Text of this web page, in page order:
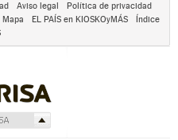
Aviso legal
Política de privacidad
Mapa EL PAÍS en KIOSKOyMÁS
Índice